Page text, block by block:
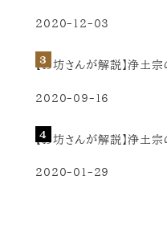
2020-12-03
【お坊さんが解説】浄土
2020-09-16
【お坊さんが解説】浄土
2020-01-29